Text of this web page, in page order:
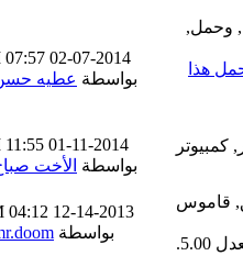
هذا
02-07-2014
07:57 PM
بواسطةعطيه حسن
01-11-2014
11:55 PM
بواسطةالأخت صباح
12-14-2013
04:12 AM
بواسطةmr.doom